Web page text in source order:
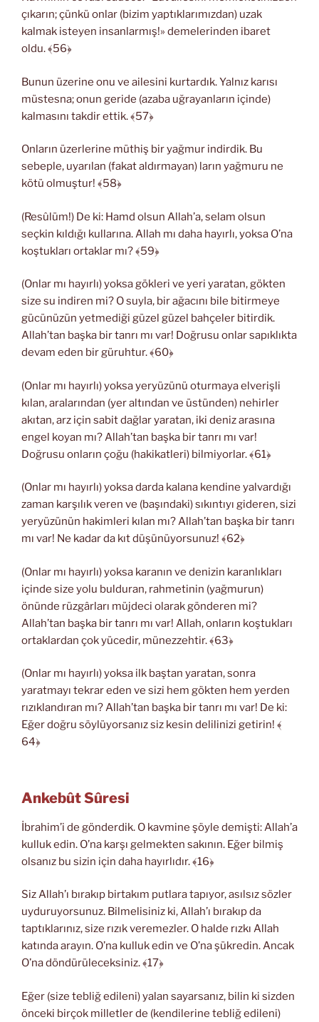
çıkarın; çünkü onlar (bizim yaptıklarımızdan) uzak
kalmak isteyen insanlarmış!» demelerinden ibaret
oldu. ﴾56﴿
Bunun üzerine onu ve ailesini kurtardık. Yalnız karısı
müstesna; onun geride (azaba uğrayanların içinde)
kalmasını takdir ettik. ﴾57﴿
Onların üzerlerine müthiş bir yağmur indirdik. Bu
sebeple, uyarılan (fakat aldırmayan) ların yağmuru ne
kötü olmuştur! ﴾58﴿
(Resûlüm!) De ki: Hamd olsun Allah’a, selam olsun
seçkin kıldığı kullarına. Allah mı daha hayırlı, yoksa O’na
koştukları ortaklar mı? ﴾59﴿
(Onlar mı hayırlı) yoksa gökleri ve yeri yaratan, gökten
size su indiren mi? O suyla, bir ağacını bile bitirmeye
gücünüzün yetmediği güzel güzel bahçeler bitirdik.
Allah’tan başka bir tanrı mı var! Doğrusu onlar sapıklıkta
devam eden bir güruhtur. ﴾60﴿
(Onlar mı hayırlı) yoksa yeryüzünü oturmaya elverişli
kılan, aralarından (yer altından ve üstünden) nehirler
akıtan, arz için sabit dağlar yaratan, iki deniz arasına
engel koyan mı? Allah’tan başka bir tanrı mı var!
Doğrusu onların çoğu (hakikatleri) bilmiyorlar. ﴾61﴿
(Onlar mı hayırlı) yoksa darda kalana kendine yalvardığı
zaman karşılık veren ve (başındaki) sıkıntıyı gideren, sizi
yeryüzünün hakimleri kılan mı? Allah’tan başka bir tanrı
mı var! Ne kadar da kıt düşünüyorsunuz! ﴾62﴿
(Onlar mı hayırlı) yoksa karanın ve denizin karanlıkları
içinde size yolu bulduran, rahmetinin (yağmurun)
önünde rüzgârları müjdeci olarak gönderen mi?
Allah’tan başka bir tanrı mı var! Allah, onların koştukları
ortaklardan çok yücedir, münezzehtir. ﴾63﴿
(Onlar mı hayırlı) yoksa ilk baştan yaratan, sonra
yaratmayı tekrar eden ve sizi hem gökten hem yerden
rızıklandıran mı? Allah’tan başka bir tanrı mı var! De ki:
Eğer doğru söylüyorsanız siz kesin delilinizi getirin! ﴾
64﴿
Ankebût Sûresi
İbrahim’i de gönderdik. O kavmine şöyle demişti: Allah’a
kulluk edin. O’na karşı gelmekten sakının. Eğer bilmiş
olsanız bu sizin için daha hayırlıdır. ﴾16﴿
Siz Allah’ı bırakıp birtakım putlara tapıyor, asılsız sözler
uyduruyorsunuz. Bilmelisiniz ki, Allah’ı bırakıp da
taptıklarınız, size rızık veremezler. O halde rızkı Allah
katında arayın. O’na kulluk edin ve O’na şükredin. Ancak
O’na döndürüleceksiniz. ﴾17﴿
Eğer (size tebliğ edileni) yalan sayarsanız, bilin ki sizden
önceki birçok milletler de (kendilerine tebliğ edileni)